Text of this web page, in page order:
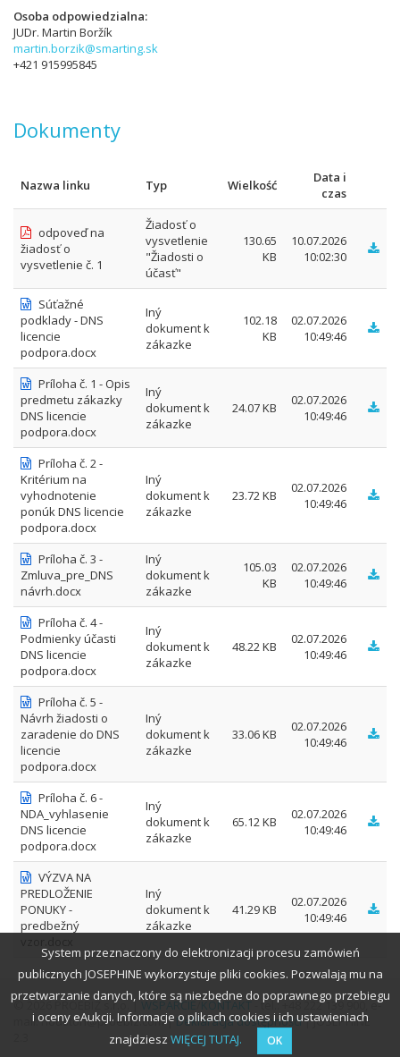
Osoba odpowiedzialna
JUDr. Martin Boržík
martin.borzik@smarting.sk
+421 915995845
Dokumenty
Nazwa linku Typ Wielkość
Data i
czas
odpoveď na
žiadosť o
vysvetlenie č. 1
Žiadosť o
vysvetlenie
"Žiadosti o
účasť"
130.65
KB
10.07.2026
10:02:30
Súťažné
podklady - DNS
licencie
podpora.docx
Iný
dokument k
zákazke
102.18
KB
02.07.2026
10:49:46
Príloha č. 1 - Opis
predmetu zákazky
DNS licencie
podpora.docx
Iný
dokument k
zákazke
24.07 KB
02.07.2026
10:49:46
Príloha č. 2 -
Kritérium na
vyhodnotenie
ponúk DNS licencie
podpora.docx
Iný
dokument k
zákazke
23.72 KB
02.07.2026
10:49:46
Príloha č. 3 -
Zmluva_pre_DNS
návrh.docx
Iný
dokument k
zákazke
105.03
KB
02.07.2026
10:49:46
Príloha č. 4 -
Podmienky účasti
DNS licencie
podpora.docx
Iný
dokument k
zákazke
48.22 KB
02.07.2026
10:49:46
Príloha č. 5 -
Návrh žiadosti o
zaradenie do DNS
licencie
podpora.docx
Iný
dokument k
zákazke
33.06 KB
02.07.2026
10:49:46
Príloha č. 6 -
NDA_vyhlasenie
DNS licencie
podpora.docx
Iný
dokument k
zákazke
65.12 KB
02.07.2026
10:49:46
VÝZVA NA
PREDLOŽENIE
PONUKY -
predbežný
Iný
dokument k
zákazke
41.29 KB
02.07.2026
10:49:46
© 2026 PROEBIZ s.r.o. |WSPARCIE/KONTAKT- tel.: +48 222 139 900, e-
mail: houston@proebiz.com | Deklaracja dostępności| JOSEPHINE
System przeznaczony do elektronizacji procesu zamówień
publicznych JOSEPHINE wykorzystuje pliki cookies. Pozwalają mu na
przetwarzanie danych, które są niezbędne do poprawnego przebiegu
i oceny eAukcji. Informacje o plikach cookies i ich ustawieniach
znajdziesz WIĘCEJ TUTAJ. OK